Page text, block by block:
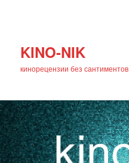
KINO-NIK
кинорецензии без сантиментов